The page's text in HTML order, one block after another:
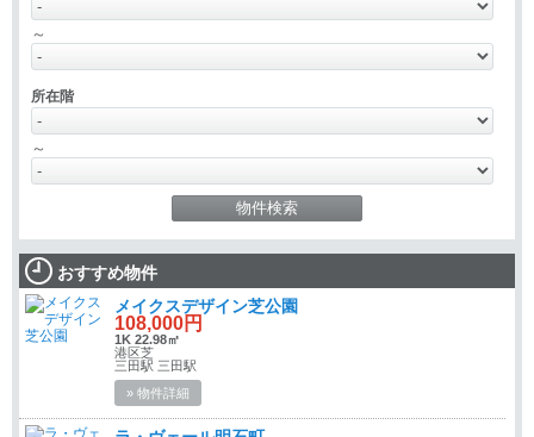
～
所在階
～
おすすめ物件
メイクスデザイン芝公園
108,000円
1K 22.98㎡
港区芝
三田駅 三田駅
» 物件詳細